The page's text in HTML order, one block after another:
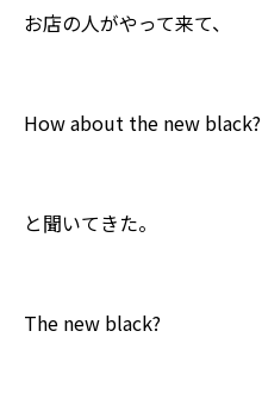
お店の人がやって来て、
How about the new black?
と聞いてきた。
The new black?